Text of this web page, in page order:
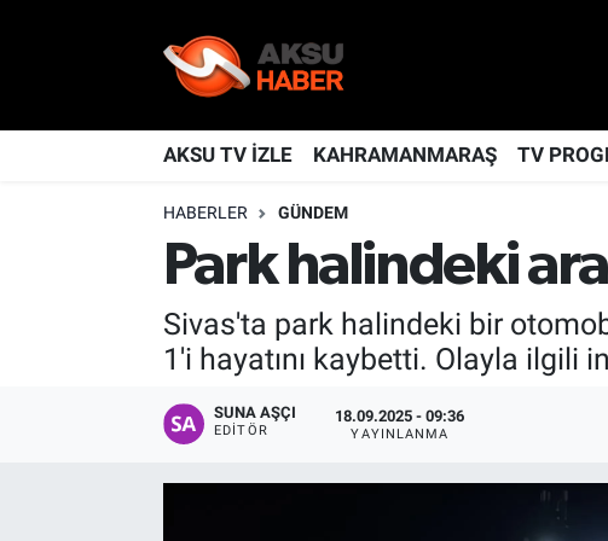
AKSU TV İZLE KAHRAMANMARAŞ TV
HABERLER GÜNDEM
Park halindeki
Sivas'ta park halindeki bir
1'i hayatını kaybetti. Olayla ilgili
SUNA AŞÇI
EDITÖR
18.09.2025 - 09:36
YAYINLANMA
KAHRAMANMARAŞ
Nöbetçi Eczaneler
Hava Durumu
Kahramanmaraş Namaz Vakitleri
Trafik Durumu
TFF 2.Lig Kırmızı Grup Puan Durumu ve Fikstür
Tüm Manşetler